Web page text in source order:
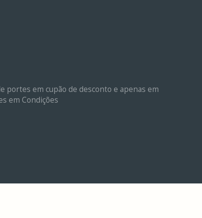
portes em cupão de desconto e apenas em
em Condições